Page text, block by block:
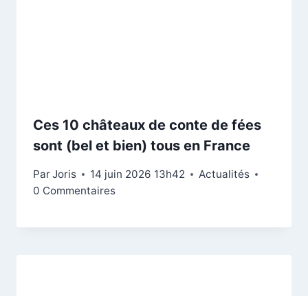
Ces 10 châteaux de conte de fées
sont (bel et bien) tous en France
ParJoris 14 juin 2026 13h42
Actualités
0 Commentaires